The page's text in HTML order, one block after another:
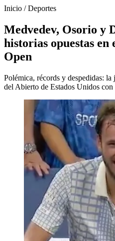
Inicio /Deportes
Medvedev, Osorio y
historias opuestas en
Open
Polémica, récords y despedidas:
del Abierto de Estados Unidos con